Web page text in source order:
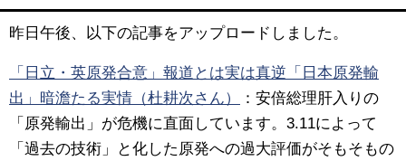
昨日午後、以下の記事をアップロードしました。
「日立・英原発合意」報道とは実は真逆「日本原発輸
出」暗澹たる実情（杜耕次さん）
：安倍総理肝入りの
「原発輸出」が危機に直面しています。3.11によって
「過去の技術」と化した原発への過大評価がそもそもの